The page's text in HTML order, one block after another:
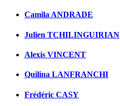
Camila ANDRADE
Julien TCHILINGUIRIAN
Alexis VINCENT
Quilina LANFRANCHI
Frédéric CASY